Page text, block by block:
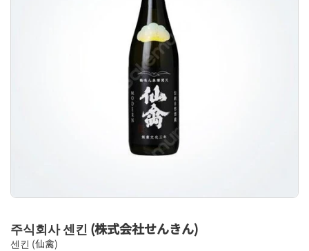
주식회사 센킨 (株式会社せんきん)
센킨 (仙禽)